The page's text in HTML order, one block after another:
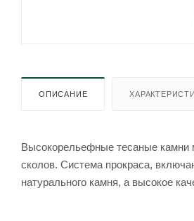
ОПИСАНИЕ
Высокорельефные тесаные камни
сколов. Система прокраса,
натурального камня, а высокое